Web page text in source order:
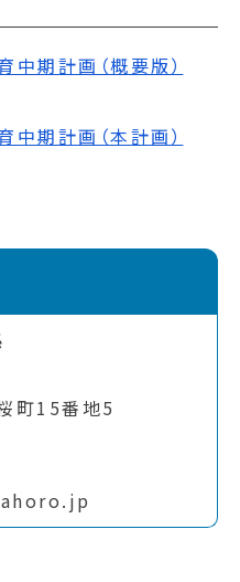
期計画（概要版）
期計画（本計画）
町15番地5